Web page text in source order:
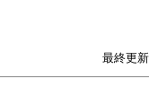
最終更